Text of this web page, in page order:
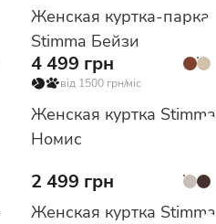
Женская куртка-парка
Stimma Бейзи
4 499 грн
від 1500 грн/міс
Женская куртка Stimma
Номис
2 499 грн
Женская куртка Stimma